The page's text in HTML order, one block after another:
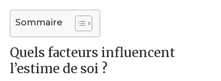
Sommaire
Quels facteurs influencent
l’estime de soi ?